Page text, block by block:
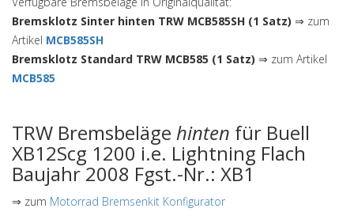
Bremsklotz Sinter hinten TRW MCB585SH (1 Satz) ⇒ zum
Artikel MCB585SH
Bremsklotz Standard TRW MCB585 (1 Satz) ⇒ zum Artikel
MCB585
TRW Bremsbeläge hinten für Buell
XB12Scg 1200 i.e. Lightning Flach
Baujahr 2008 Fgst.-Nr.: XB1
⇒ zum Motorrad Bremsenkit Konfigurator